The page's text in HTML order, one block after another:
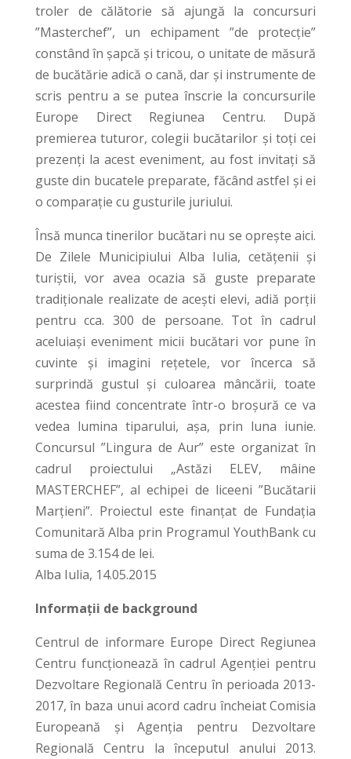
troler de călătorie să ajungă la concursuri
”Masterchef”, un echipament ”de protecție”
constând în șapcă și tricou, o unitate de măsură
de bucătărie adică o cană, dar și instrumente de
scris pentru a se putea înscrie la concursurile
Europe Direct Regiunea Centru. După
premierea tuturor, colegii bucătarilor și toți cei
prezenți la acest eveniment, au fost invitați să
guste din bucatele preparate, făcând astfel și ei
o comparație cu gusturile juriului.
Însă munca tinerilor bucătari nu se oprește aici.
De Zilele Municipiului Alba Iulia, cetățenii și
turiștii, vor avea ocazia să guste preparate
tradiționale realizate de acești elevi, adiă porții
pentru cca. 300 de persoane. Tot în cadrul
aceluiași eveniment micii bucătari vor pune în
cuvinte și imagini rețetele, vor încerca să
surprindă gustul și culoarea mâncării, toate
acestea fiind concentrate într-o broșură ce va
vedea lumina tiparului, așa, prin luna iunie.
Concursul ”Lingura de Aur” este organizat în
cadrul proiectului „Astăzi ELEV, mâine
MASTERCHEF”, al echipei de liceeni ”Bucătarii
Marțieni”. Proiectul este finanţat de Fundaţia
Comunitară Alba prin Programul YouthBank cu
suma de 3.154 de lei.
Alba Iulia, 14.05.2015
Informații de background
Centrul de informare Europe Direct Regiunea
Centru funcționează în cadrul Agenţiei pentru
Dezvoltare Regională Centru în perioada 2013-
2017, în baza unui acord cadru încheiat Comisia
Europeană şi Agenţia pentru Dezvoltare
Regională Centru la începutul anului 2013.